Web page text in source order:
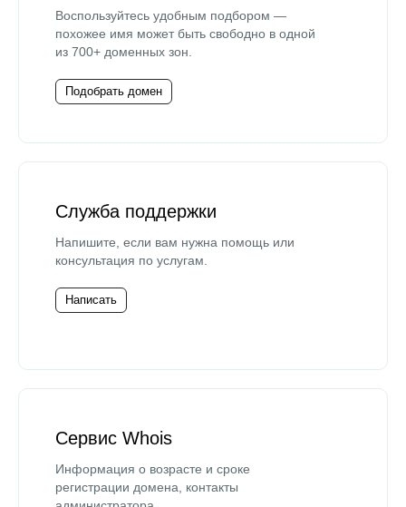
Воспользуйтесь удобным подбором —
похожее имя может быть свободно в одной
из 700+ доменных зон.
Подобрать домен
Служба поддержки
Напишите, если вам нужна помощь или
консультация по услугам.
Написать
Сервис Whois
Информация о возрасте и сроке
регистрации домена, контакты